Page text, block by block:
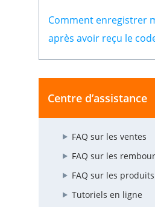
Comment enregistrer
après avoir reçu le
Centre d’assistance
FAQ sur les ventes
FAQ sur les
FAQ sur les produits
Tutoriels en ligne